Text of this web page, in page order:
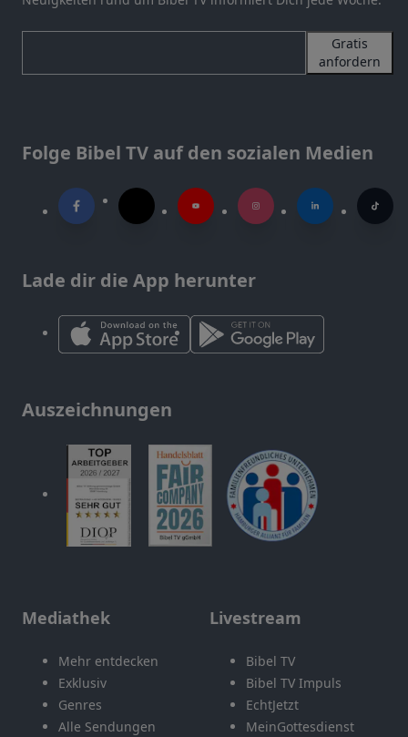
Gratis
anfordern
Folge Bibel TV auf den sozialen Medien
Lade dir die App herunter
Auszeichnungen
Mediathek
Mehr entdecken
Exklusiv
Genres
Alle Sendungen
Livestream
Bibel TV
Bibel TV Impuls
EchtJetzt
MeinGottesdienst